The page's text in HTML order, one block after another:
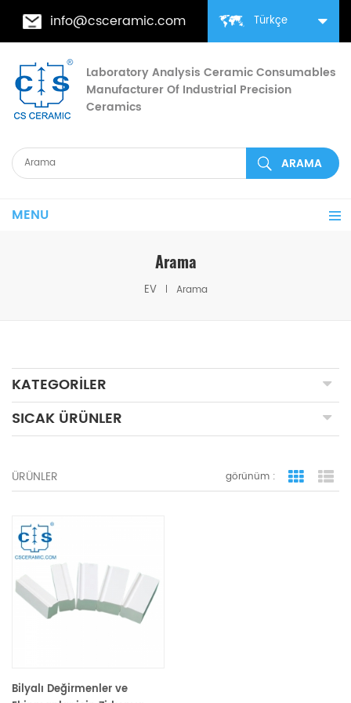
Türkçe
info@csceramic.com
Laboratory Analysis Ceramic Consumables
Manufacturer Of Industrial Precision
Ceramics
MENU
Arama
EV Arama
KATEGORILER
SICAK ÜRÜNLER
ÜRÜNLER görünüm : ızgara
Bilyalı Değirmenler ve